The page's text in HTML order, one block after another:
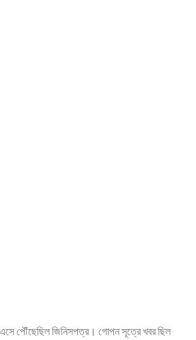
পৌঁছেছিল জিনিসপত্র। গোপন সূত্রে খবর ছিল